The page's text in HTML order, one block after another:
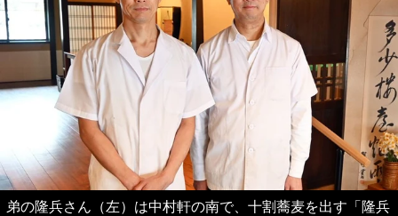
弟の隆兵さん（左）は中村軒の南で、十割蕎麦を出す「隆兵